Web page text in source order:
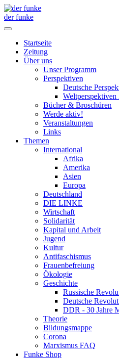
der funke
Startseite
Zeitung
Über uns
Unser Programm
Perspektiven
Deutsche
Weltperspektiven
Bücher & Broschüren
Werde aktiv!
Veranstaltungen
Links
Themen
International
Afrika
Amerika
Asien
Europa
Deutschland
DIE LINKE
Wirtschaft
Solidarität
Kapital und Arbeit
Jugend
Kultur
Antifaschismus
Frauenbefreiung
Ökologie
Geschichte
Russische
Deutsche
DDR - 30 Jahre
Theorie
Bildungsmappe
Corona
Marxismus FAQ
Funke Shop